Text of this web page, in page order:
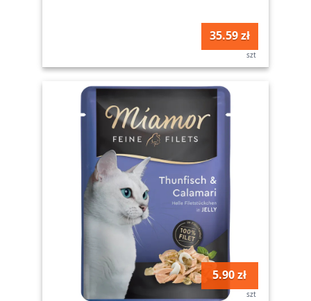
35.59 zł
szt
5.90 zł
szt